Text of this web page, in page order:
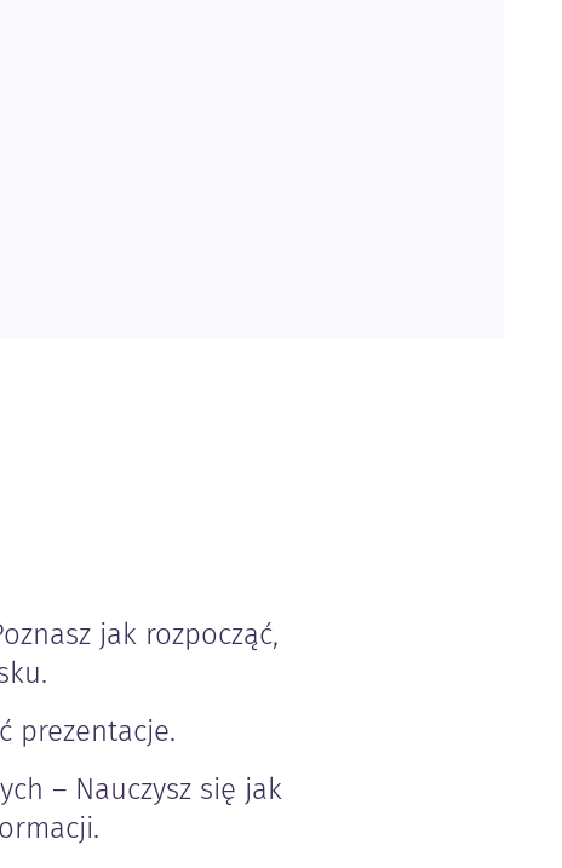
jak rozpocząć,
prezentacje.
– Nauczysz się jak